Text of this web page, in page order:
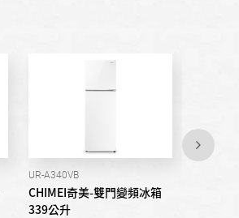
UR-A340VB
CHIMEI奇美-雙門變頻冰箱
339公升